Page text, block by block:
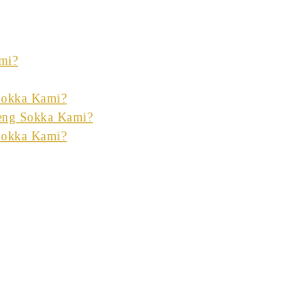
Kami?
Sokka Kami?
Kami?